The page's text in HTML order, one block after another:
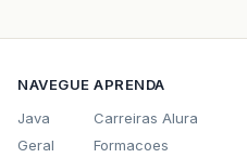
NAVEGUE
Java
Geral
APRENDA
Carreiras Alura
Formacoes